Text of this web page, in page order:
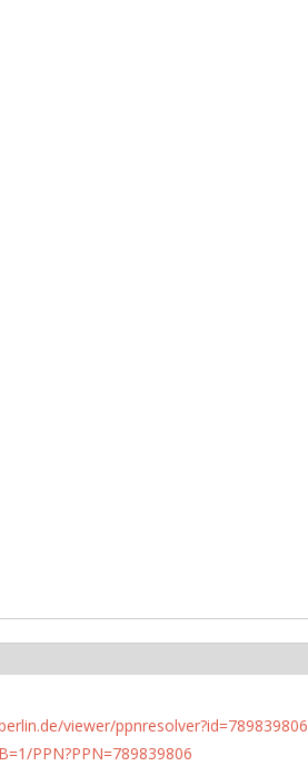
viewer/ppnresolver?id=789839806
PPN?PPN=789839806